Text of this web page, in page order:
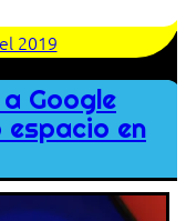
2019
Google
espacio en